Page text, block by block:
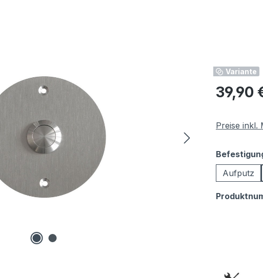
Variante
Regulärer
39,90
Preise inkl.
Aufputz